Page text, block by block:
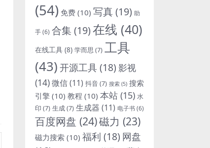
(54) 免费 (10) 写真 (19) 助
手(6) 合集 (19)在线 (40)
在线工具 (8) 学而思 (7) 工具
(43)开源工具(18) 影视
(14)微信(11) 抖音(7) 搜索 (5) 搜索
引擎 (10) 教程 (10) 本站 (15) 水
印 (7) 生成(7) 生成器 (11) 电子书(6)
百度网盘 (24)磁力 (23)
磁力搜索 (10) 福利 (18) 网盘